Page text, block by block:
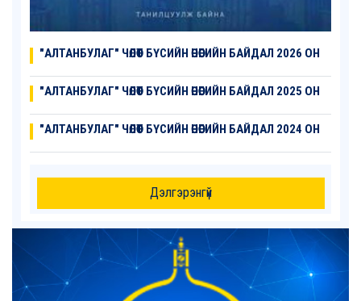
"АЛТАНБУЛАГ" ЧӨЛӨӨТ БҮСИЙН ӨНӨӨГИЙН БАЙДАЛ 2026 ОН
"АЛТАНБУЛАГ" ЧӨЛӨӨТ БҮСИЙН ӨНӨӨГИЙН БАЙДАЛ 2025 ОН
"АЛТАНБУЛАГ" ЧӨЛӨӨТ БҮСИЙН ӨНӨӨГИЙН БАЙДАЛ 2024 ОН
Дэлгэрэнгүй